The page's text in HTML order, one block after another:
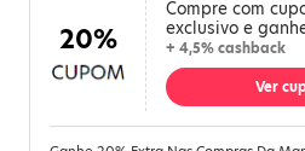
20%
Compre com
exclusivo e
+ 4,5% cashback
Ver